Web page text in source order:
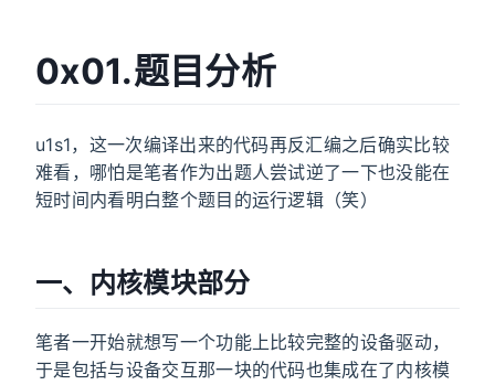
0x01.题目分析
u1s1，这一次编译出来的代码再反汇编之后确实比较
难看，哪怕是笔者作为出题人尝试逆了一下也没能在
短时间内看明白整个题目的运行逻辑（笑）
一、内核模块部分
笔者一开始就想写一个功能上比较完整的设备驱动，
于是包括与设备交互那一块的代码也集成在了内核模